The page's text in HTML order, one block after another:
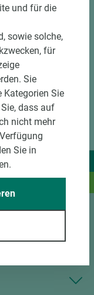
und für die
sowie solche,
für
Sie
Kategorien Sie
dass auf
nicht mehr
Sie in